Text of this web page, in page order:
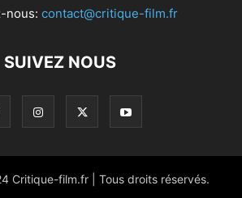
nous: contact@critique-film.fr
SUIVEZ NOUS
Critique-film.fr | Tous droits réservés.